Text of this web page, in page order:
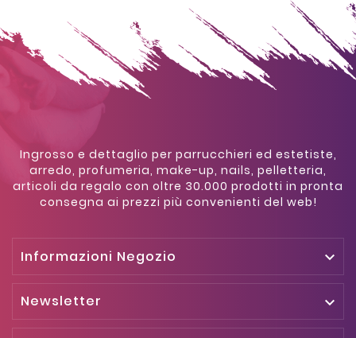
Ingrosso e dettaglio per parrucchieri ed estetiste,
arredo, profumeria, make-up, nails, pelletteria,
articoli da regalo con oltre 30.000 prodotti in pronta
consegna ai prezzi più convenienti del web!
Informazioni Negozio 
Newsletter 